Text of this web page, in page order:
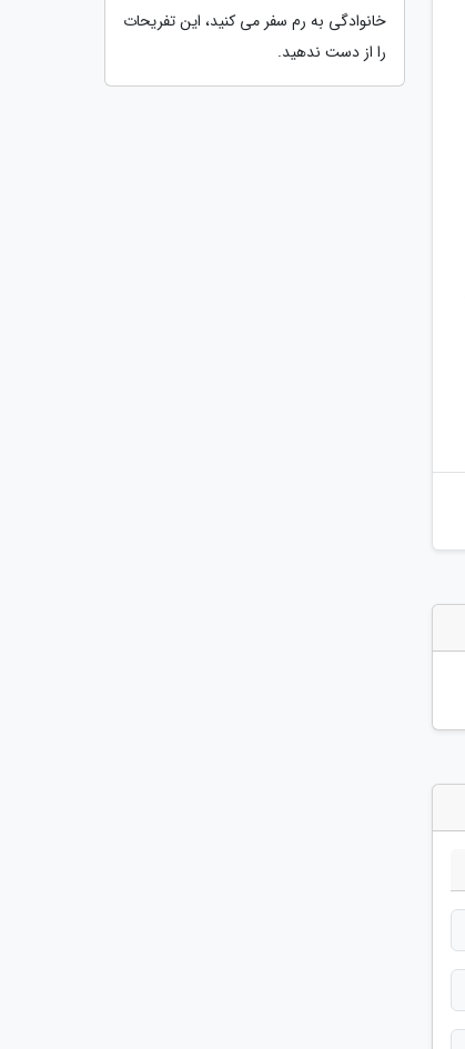
خانوادگی به رم سفر می کنید، این تفریحات
را از دست ندهید.